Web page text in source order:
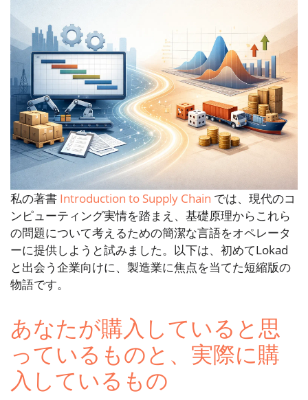
私の著書 Introduction to Supply Chain では、現代のコ
ンピューティング実情を踏まえ、基礎原理からこれら
の問題について考えるための簡潔な言語をオペレータ
ーに提供しようと試みました。以下は、初めてLokad
と出会う企業向けに、製造業に焦点を当てた短縮版の
物語です。
あなたが購入していると思
っているものと、実際に購
入しているもの